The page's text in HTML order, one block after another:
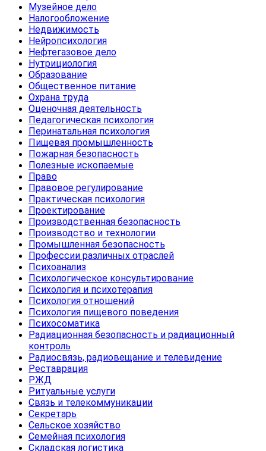
Музейное дело
Налогообложение
Недвижимость
Нейропсихология
Нефтегазовое дело
Нутрициология
Образование
Общественное питание
Охрана труда
Оценочная деятельность
Педагогическая психология
Перинатальная психология
Пищевая промышленность
Пожарная безопасность
Полезные ископаемые
Право
Правовое регулирование
Практическая психология
Проектирование
Производственная безопасность
Производство и технологии
Промышленная безопасность
Профессии различных отраслей
Психоанализ
Психологическое консультирование
Психология и психотерапия
Психология отношений
Психология пищевого поведения
Психосоматика
Радиационная безопасность и радиационный
контроль
Радиосвязь, радиовещание и телевидение
Реставрация
РЖД
Ритуальные услуги
Связь и телекоммуникации
Секретарь
Сельское хозяйство
Семейная психология
Складская логистика